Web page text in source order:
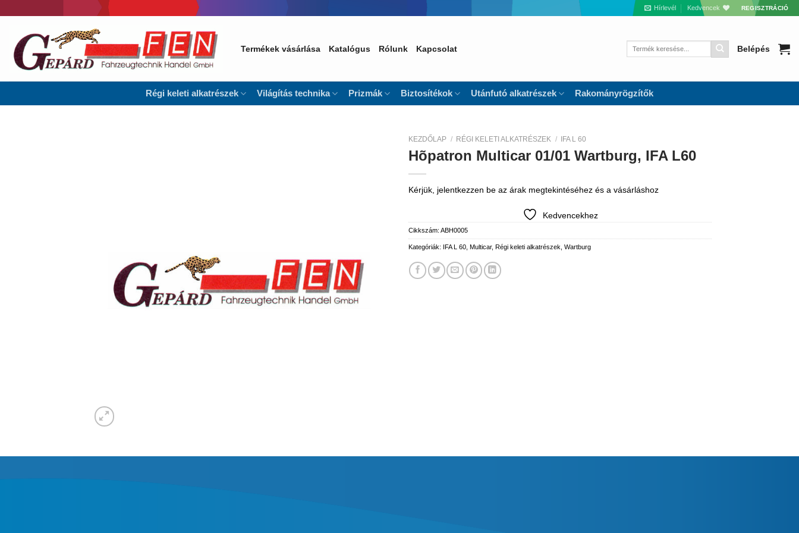
to
Hírlevél Kedvencek REGISZTRÁCIÓ
Termékek vásárlása Katalógus Rólunk Kapcsolat
Keresés
Belépés
Régi keleti alkatrészek Világítás technika Prizmák Biztosítékok Utánfutó alkatrészek Rakományrögzítők
KEZDŐLAP / RÉGI KELETI ALKATRÉSZEK / IFA L 60
Hõpatron Multicar 01/01 Wartburg, IFA L60
Kérjük, jelentkezzen be az árak megtekintéséhez és a vásárláshoz
Kedvencekhez
Cikkszám: ABH0005
Kategóriák: IFA L 60 Multicar, Régi keleti alkatrészek Wartburg